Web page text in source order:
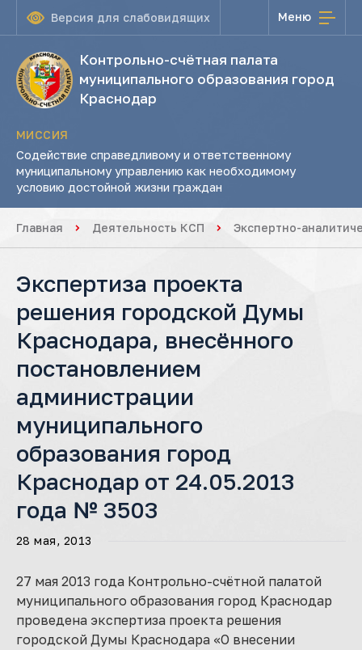
Версия для слабовидящих Меню
Контрольно-счётная палата
муниципального образования город
Краснодар
МИССИЯ
Содействие справедливому и ответственному
муниципальному управлению как необходимому
условию достойной жизни граждан
Главная Деятельность КСП Экспертно-
Экспертиза проекта
решения городской Думы
Краснодара, внесённого
постановлением
администрации
муниципального
образования город
Краснодар от 24.05.2013
года № 3503
28 мая, 2013
27 мая 2013 года Контрольно-счётной палатой
муниципального образования город Краснодар
проведена экспертиза проекта решения
городской Думы Краснодара «О внесении